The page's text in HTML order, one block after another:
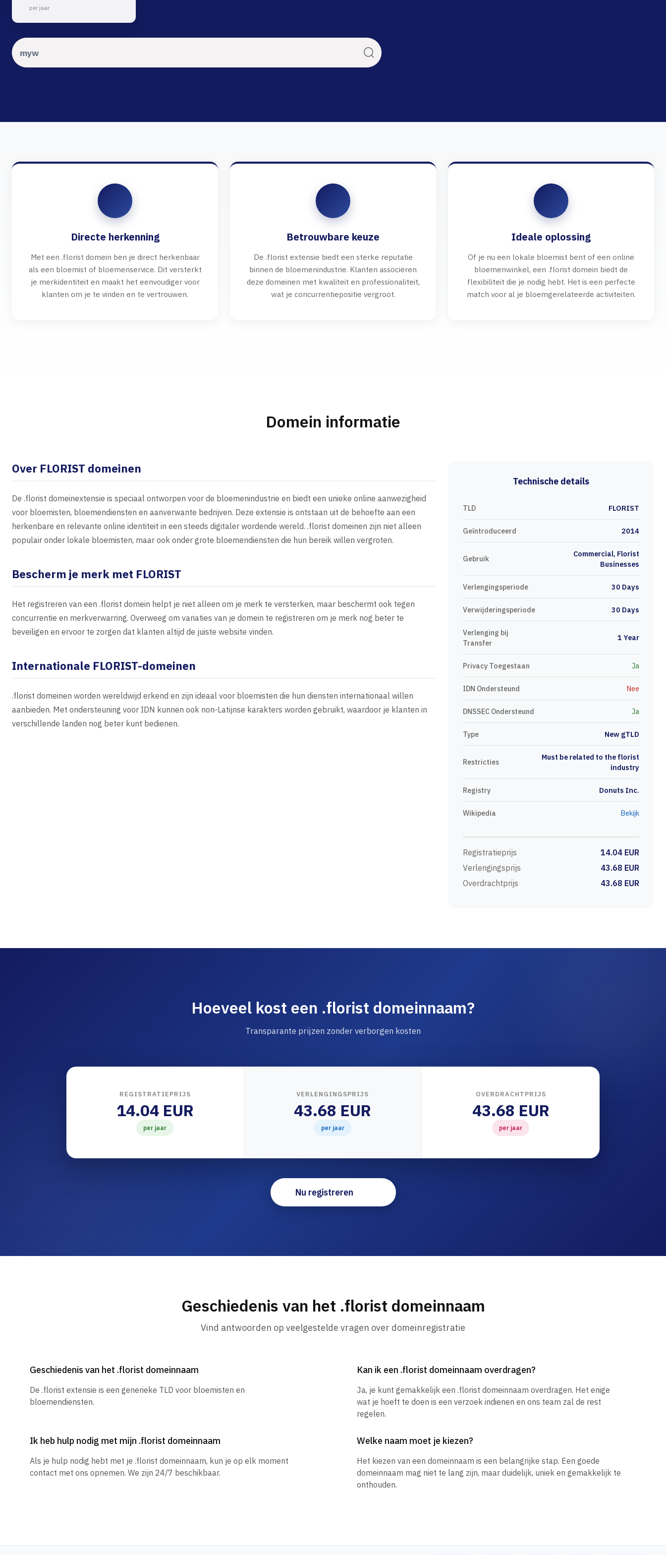
per jaar
Directe herkenning
Met een .florist domein ben je direct herkenbaar
als een bloemist of bloemenservice. Dit versterkt
je merkidentiteit en maakt het eenvoudiger voor
klanten om je te vinden en te vertrouwen.
Betrouwbare keuze
De .florist extensie biedt een sterke reputatie
binnen de bloemenindustrie. Klanten associëren
deze domeinen met kwaliteit en professionaliteit,
wat je concurrentiepositie vergroot.
Ideale oplossing
Of je nu een lokale bloemist bent of een online
bloemenwinkel, een .florist domein biedt de
flexibiliteit die je nodig hebt. Het is een perfecte
match voor al je bloemgerelateerde activiteiten.
Domein informatie
Over FLORIST domeinen
De .florist domeinextensie is speciaal ontworpen voor de bloemenindustrie en biedt een unieke online aanwezigheid
voor bloemisten, bloemendiensten en aanverwante bedrijven. Deze extensie is ontstaan uit de behoefte aan een
herkenbare en relevante online identiteit in een steeds digitaler wordende wereld. .florist domeinen zijn niet alleen
populair onder lokale bloemisten, maar ook onder grote bloemendiensten die hun bereik willen vergroten.
Bescherm je merk met FLORIST
Het registreren van een .florist domein helpt je niet alleen om je merk te versterken, maar beschermt ook tegen
concurrentie en merkverwarring. Overweeg om variaties van je domein te registreren om je merk nog beter te
beveiligen en ervoor te zorgen dat klanten altijd de juiste website vinden.
Internationale FLORIST-domeinen
.florist domeinen worden wereldwijd erkend en zijn ideaal voor bloemisten die hun diensten internationaal willen
aanbieden. Met ondersteuning voor IDN kunnen ook non-Latijnse karakters worden gebruikt, waardoor je klanten in
verschillende landen nog beter kunt bedienen.
Technische details
TLD FLORIST
Geïntroduceerd 2014
Gebruik
Commercial, Florist
Businesses
Verlengingsperiode 30 Days
Verwijderingsperiode 30 Days
Verlenging bij
Transfer
1 Year
Privacy Toegestaan Ja
IDN Ondersteund Nee
DNSSEC Ondersteund Ja
Type New gTLD
Restricties
Must be related to the florist
industry
Registry Donuts Inc.
Wikipedia Bekijk
Registratieprijs
14.04 EUR
Verlengingsprijs
43.68 EUR
Overdrachtprijs
43.68 EUR
Hoeveel kost een .florist domeinnaam?
Transparante prijzen zonder verborgen kosten
REGISTRATIEPRIJS
14.04 EUR
per jaar
VERLENGINGSPRIJS
43.68 EUR
per jaar
OVERDRACHTPRIJS
43.68 EUR
per jaar
Nu registreren
Geschiedenis van het .florist domeinnaam
Vind antwoorden op veelgestelde vragen over domeinregistratie
Geschiedenis van het .florist domeinnaam
De .florist extensie is een generieke TLD voor bloemisten en
bloemendiensten.
Kan ik een .florist domeinnaam overdragen?
Ja, je kunt gemakkelijk een .florist domeinnaam overdragen. Het enige
wat je hoeft te doen is een verzoek indienen en ons team zal de rest
regelen.
Ik heb hulp nodig met mijn .florist domeinnaam
Als je hulp nodig hebt met je .florist domeinnaam, kun je op elk moment
contact met ons opnemen. We zijn 24/7 beschikbaar.
Welke naam moet je kiezen?
Het kiezen van een domeinnaam is een belangrijke stap. Een goede
domeinnaam mag niet te lang zijn, maar duidelijk, uniek en gemakkelijk te
onthouden.